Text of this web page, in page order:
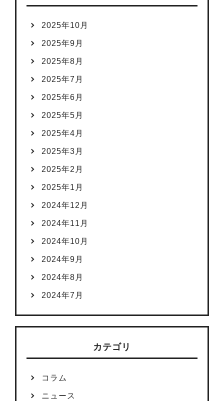
2025年10月
2025年9月
2025年8月
2025年7月
2025年6月
2025年5月
2025年4月
2025年3月
2025年2月
2025年1月
2024年12月
2024年11月
2024年10月
2024年9月
2024年8月
2024年7月
カテゴリ
コラム
ニュース